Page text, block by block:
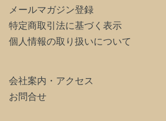
メールマガジン登録
特定商取引法に基づく表示
個人情報の取り扱いについて
会社案内・アクセス
お問合せ